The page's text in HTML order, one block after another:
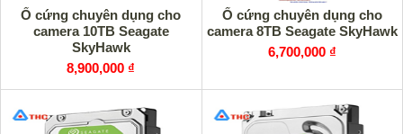
Ổ cứng chuyên dụng cho
camera 10TB Seagate
SkyHawk
8,900,000 ₫
Ổ cứng chuyên dụng cho
camera 8TB Seagate SkyHawk
6,700,000 ₫